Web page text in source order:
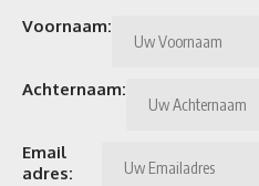
Voornaam:
Achternaam:
Email
adres: